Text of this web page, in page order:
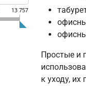
13 757
Простые и
к уходу,